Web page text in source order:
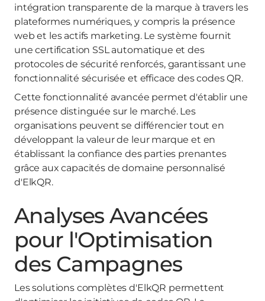
intégration transparente de la marque à travers les
plateformes numériques, y compris la présence
web et les actifs marketing. Le système fournit
une certification SSL automatique et des
protocoles de sécurité renforcés, garantissant une
fonctionnalité sécurisée et efficace des codes QR.
Cette fonctionnalité avancée permet d'établir une
présence distinguée sur le marché. Les
organisations peuvent se différencier tout en
développant la valeur de leur marque et en
établissant la confiance des parties prenantes
grâce aux capacités de domaine personnalisé
d'ElkQR.
Analyses Avancées
pour l'Optimisation
des Campagnes
Les solutions complètes d'ElkQR permettent